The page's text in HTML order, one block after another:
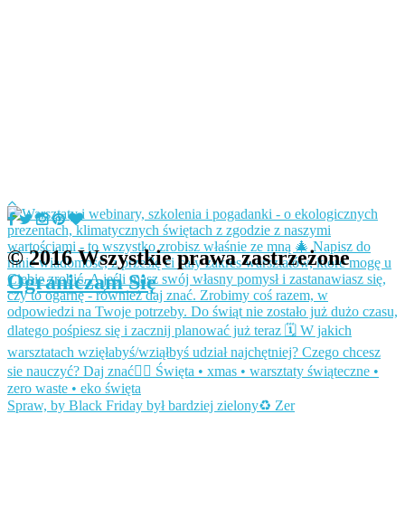
Spraw, by Black Friday był bardziej zielony♻️ Zer
© 2016 Wszystkie prawa zastrzeżone
Ograniczam Się